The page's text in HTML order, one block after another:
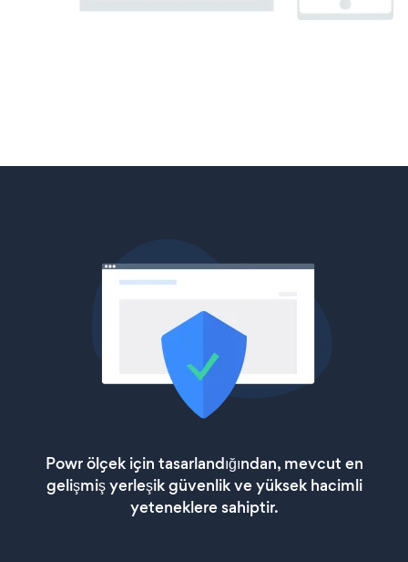
Powr ölçek için tasarlandığından, mevcut en
gelişmiş yerleşik güvenlik ve yüksek hacimli
yeteneklere sahiptir.